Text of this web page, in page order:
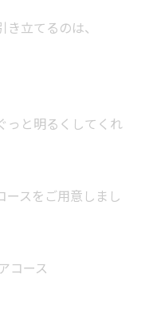
立てるのは、
っと明るくしてくれ
ースをご用意しまし
コース